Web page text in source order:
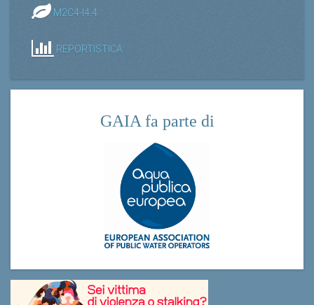
M2C4-I4.4
REPORTISTICA
GAIA fa parte di